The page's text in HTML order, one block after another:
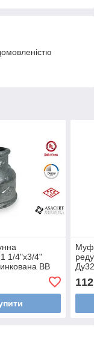
1 1/4"х3/4"
ВВ